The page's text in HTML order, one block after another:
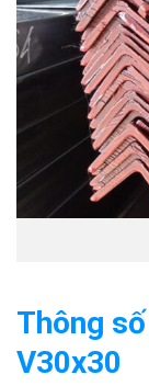
Thông
V30x30